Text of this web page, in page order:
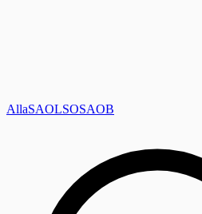
AllaSAOLSOSAOB